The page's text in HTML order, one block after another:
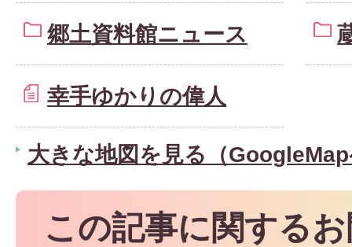
郷土資料館ニュース
幸手ゆかりの偉人
大きな地図を見る（
この記事に関する